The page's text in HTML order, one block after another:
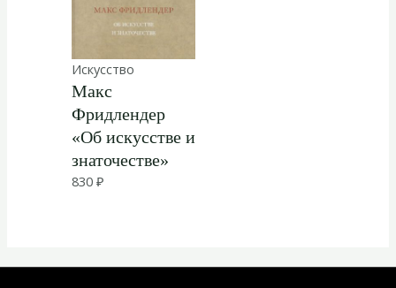
Искусство
Макс
Фридлендер
«Об искусстве и
знаточестве»
830 ₽